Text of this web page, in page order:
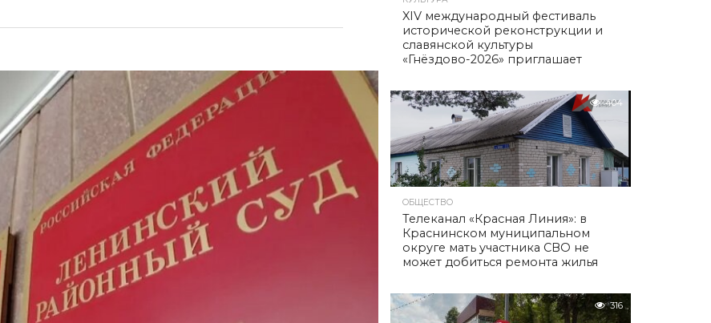
XIV международный фестиваль
исторической реконструкции и
славянской культуры
«Гнёздово-2026» приглашает
404
ОБЩЕСТВО
Телеканал «Красная Линия»: в
Краснинском муниципальном
округе мать участника СВО не
может добиться ремонта жилья
316